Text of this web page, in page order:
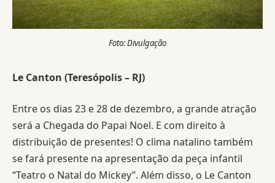
Foto: Divulgação
Le Canton (Teresópolis – RJ)
Entre os dias 23 e 28 de dezembro, a grande atração
será a Chegada do Papai Noel. E com direito à
distribuição de presentes! O clima natalino também
se fará presente na apresentação da peça infantil
“Teatro o Natal do Mickey”. Além disso, o Le Canton